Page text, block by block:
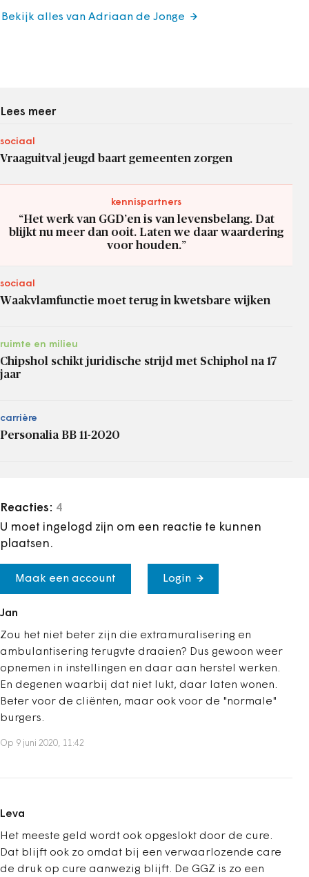
Bekijk alles van Adriaan de Jonge
Lees meer
sociaal
Vraaguitval jeugd baart gemeenten zorgen
kennispartners
“Het werk van GGD’en is van levensbelang. Dat
blijkt nu meer dan ooit. Laten we daar waardering
voor houden.”
sociaal
Waakvlamfunctie moet terug in kwetsbare wijken
ruimte en milieu
Chipshol schikt juridische strijd met Schiphol na 17
jaar
carrière
Personalia BB 11-2020
Reacties: 4
U moet ingelogd zijn om een reactie te kunnen
plaatsen.
Maak een account Login
Jan
Zou het niet beter zijn die extramuralisering en
ambulantisering terugvte draaien? Dus gewoon weer
opnemen in instellingen en daar aan herstel werken.
En degenen waarbij dat niet lukt, daar laten wonen.
Beter voor de cliënten, maar ook voor de "normale"
burgers.
Op 9 juni 2020, 11:42
Leva
Het meeste geld wordt ook opgeslokt door de cure.
Dat blijft ook zo omdat bij een verwaarlozende care
de druk op cure aanwezig blijft. De GGZ is zo een